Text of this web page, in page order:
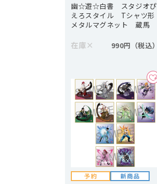
幽☆遊☆白書 スタジオぴ
えろスタイル Tシャツ形
メタルマグネット 蔵馬
在庫× 990円